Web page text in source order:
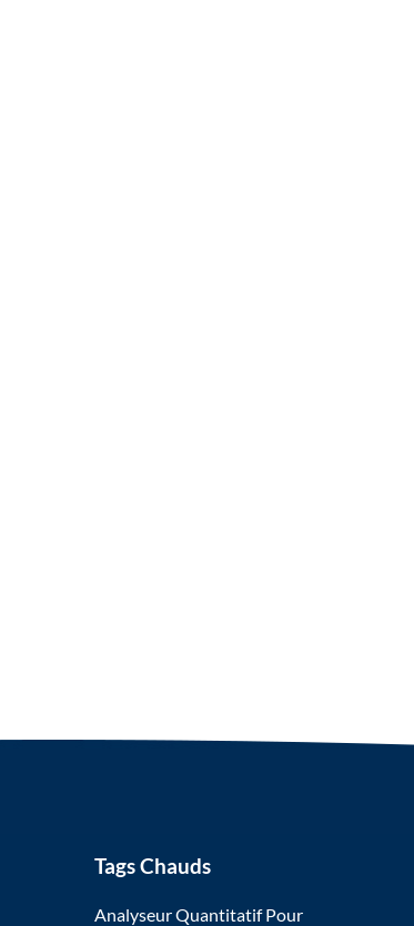
Tags Chauds
Analyseur Quantitatif Pour